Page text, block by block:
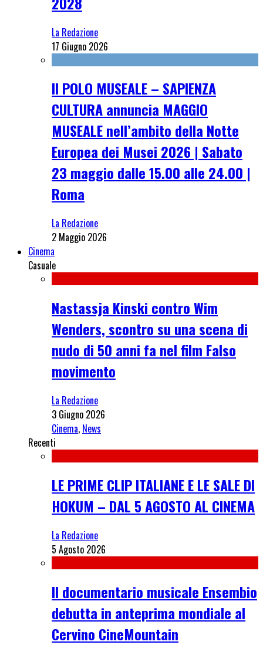
La Redazione
17 Giugno 2026
Il POLO MUSEALE – SAPIENZA
CULTURA annuncia MAGGIO
MUSEALE nell’ambito della Notte
Europea dei Musei 2026 | Sabato
23 maggio dalle 15.00 alle 24.00 |
Roma
La Redazione
2 Maggio 2026
Cinema
Casuale
Nastassja Kinski contro Wim
Wenders, scontro su una scena di
nudo di 50 anni fa nel film Falso
movimento
La Redazione
3 Giugno 2026
Cinema, News
Recenti
LE PRIME CLIP ITALIANE E LE SALE DI
HOKUM – DAL 5 AGOSTO AL CINEMA
La Redazione
5 Agosto 2026
Il documentario musicale Ensembio
debutta in anteprima mondiale al
Cervino CineMountain